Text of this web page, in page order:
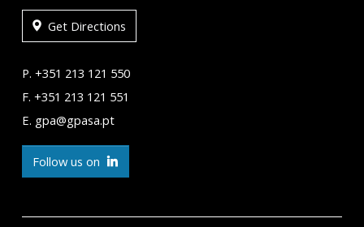
Get Directions
P. +351 213 121 550
F. +351 213 121 551
E. gpa@gpasa.pt
Follow us on